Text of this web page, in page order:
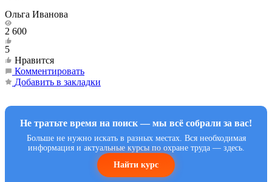
Ольга Иванова
2 600
5
Нравится
Комментировать
Добавить в закладки
Не тратьте время на поиск — мы всё собрали за вас!
Больше не нужно искать в разных местах. Вся необходимая
информация и актуальные курсы по охране труда — здесь.
Найти курс